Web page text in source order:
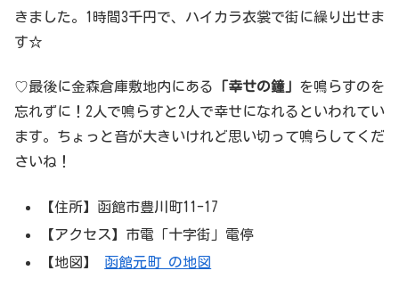
きました。1時間3千円で、ハイカラ衣裳で街に繰り出せま
す☆
♡最後に金森倉庫敷地内にある 「幸せの鐘」 を鳴らすのを
忘れずに！2人で鳴らすと2人で幸せになれるといわれてい
ます。ちょっと音が大きいけれど思い切って鳴らしてくだ
さいね！
【住所】函館市豊川町11-17
【アクセス】市電「十字街」電停
【地図】 函館元町 の地図